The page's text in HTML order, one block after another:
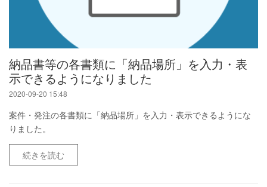
納品書等の各書類に「納品場所」を入力・表
示できるようになりました
2020-09-20 15:48
案件・発注の各書類に「納品場所」を入力・表示できるようにな
りました。
続きを読む